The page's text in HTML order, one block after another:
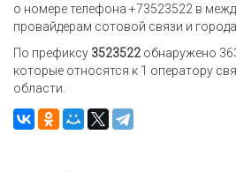
о номере телефона +73523522 в
провайдерам сотовой связи и
По префиксу 3523522 обнаружено
которые относятся к 1 оператору
области.